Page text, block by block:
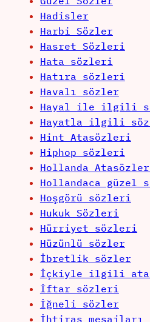
Hadisler
Harbi Sözler
Hasret Sözleri
Hata sözleri
Hatıra sözleri
Havalı sözler
Hayal ile ilgili
Hayatla ilgili
Hint Atasözleri
Hiphop sözleri
Hollanda
Hollandaca güzel
Hoşgörü sözleri
Hukuk Sözleri
Hürriyet sözleri
Hüzünlü sözler
İbretlik sözler
İçkiyle ilgili
İftar sözleri
İğneli sözler
İhtiras mesajları